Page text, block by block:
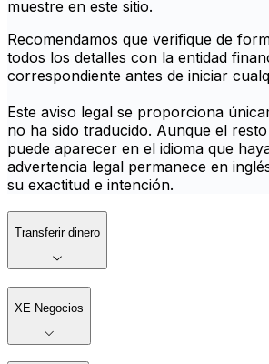
muestre en este sitio.
Recomendamos que verifique de
todos los detalles con la entidad
correspondiente antes de iniciar
Este aviso legal se proporciona
no ha sido traducido. Aunque el
puede aparecer en el idioma que
advertencia legal permanece en
su exactitud e intención.
Transferir dinero
XE Negocios